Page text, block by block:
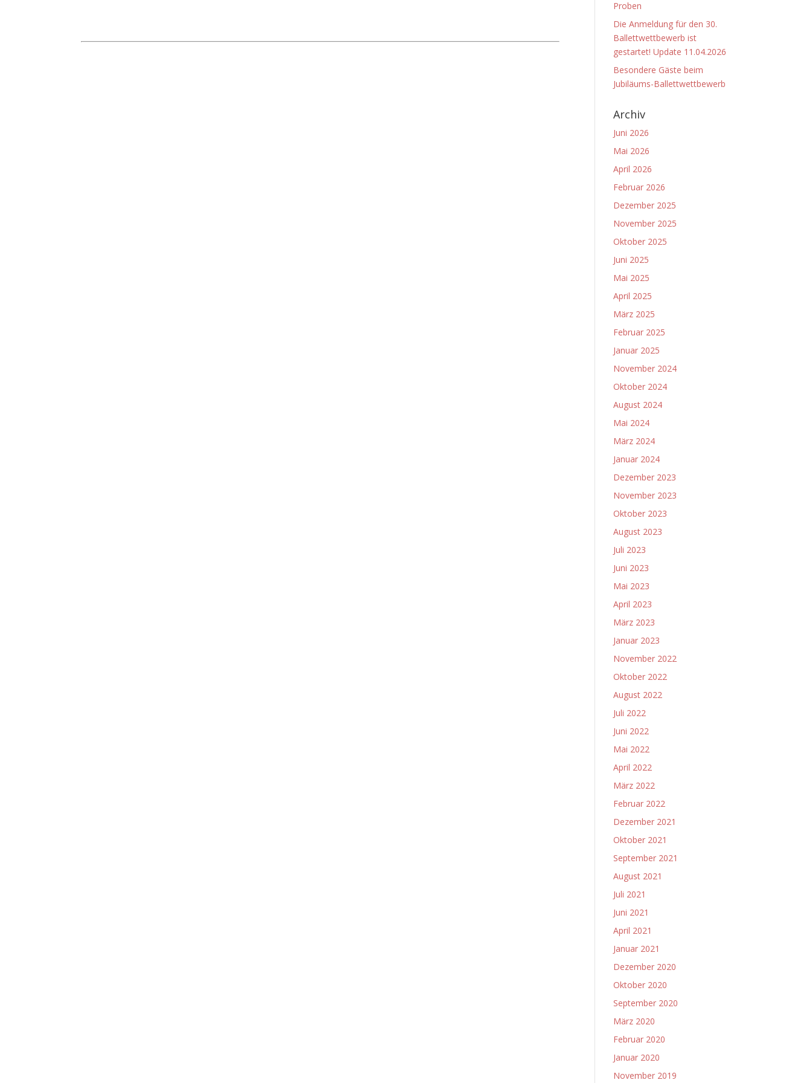
Proben
Die Anmeldung für den 30.
Ballettwettbewerb ist
gestartet! Update 11.04.2026
Besondere Gäste beim
Jubiläums-Ballettwettbewerb
Archiv
Juni 2026
Mai 2026
April 2026
Februar 2026
Dezember 2025
November 2025
Oktober 2025
Juni 2025
Mai 2025
April 2025
März 2025
Februar 2025
Januar 2025
November 2024
Oktober 2024
August 2024
Mai 2024
März 2024
Januar 2024
Dezember 2023
November 2023
Oktober 2023
August 2023
Juli 2023
Juni 2023
Mai 2023
April 2023
März 2023
Januar 2023
November 2022
Oktober 2022
August 2022
Juli 2022
Juni 2022
Mai 2022
April 2022
März 2022
Februar 2022
Dezember 2021
Oktober 2021
September 2021
August 2021
Juli 2021
Juni 2021
April 2021
Januar 2021
Dezember 2020
Oktober 2020
September 2020
März 2020
Februar 2020
Januar 2020
November 2019